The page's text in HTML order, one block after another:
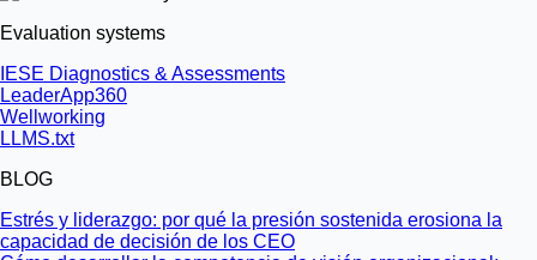
Evaluation systems
IESE Diagnostics & Assessments
LeaderApp360
Wellworking
LLMS.txt
BLOG
Estrés y liderazgo: por qué la presión sostenida erosiona la
capacidad de decisión de los CEO